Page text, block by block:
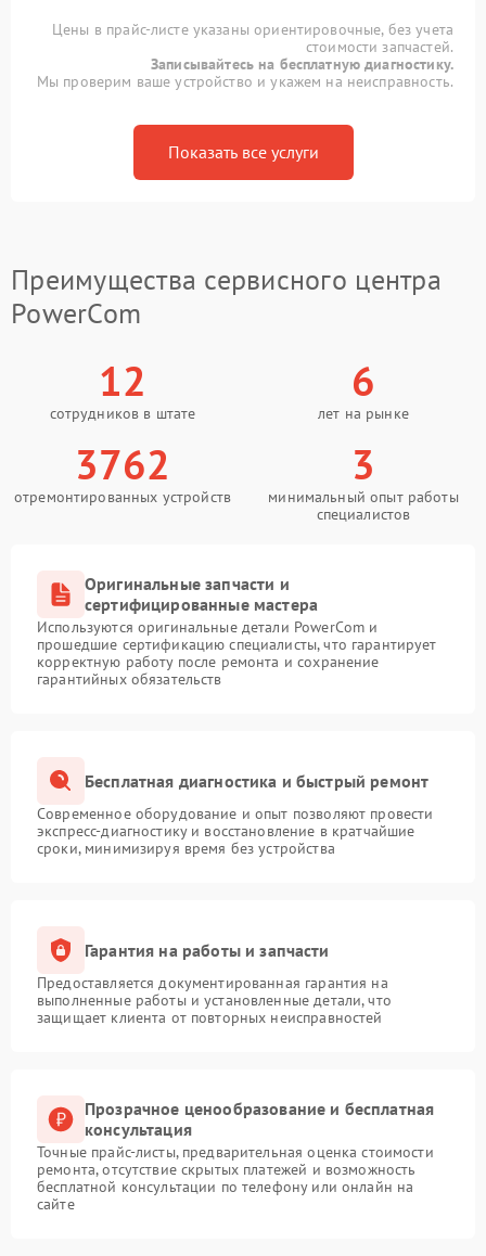
Цены в прайс-листе указаны ориентировочные, без учета
стоимости запчастей.
Записывайтесь на бесплатную диагностику.
Мы проверим ваше устройство и укажем на неисправность.
Показать все услуги
Преимущества сервисного центра
PowerCom
12
сотрудников в штате
6
лет на рынке
3762
отремонтированных устройств
3
минимальный опыт работы
специалистов
Оригинальные запчасти и
сертифицированные мастера
Используются оригинальные детали PowerCom и
прошедшие сертификацию специалисты, что гарантирует
корректную работу после ремонта и сохранение
гарантийных обязательств
Бесплатная диагностика и быстрый ремонт
Современное оборудование и опыт позволяют провести
экспресс-диагностику и восстановление в кратчайшие
сроки, минимизируя время без устройства
Гарантия на работы и запчасти
Предоставляется документированная гарантия на
выполненные работы и установленные детали, что
защищает клиента от повторных неисправностей
Прозрачное ценообразование и бесплатная
консультация
Точные прайс-листы, предварительная оценка стоимости
ремонта, отсутствие скрытых платежей и возможность
бесплатной консультации по телефону или онлайн на
сайте